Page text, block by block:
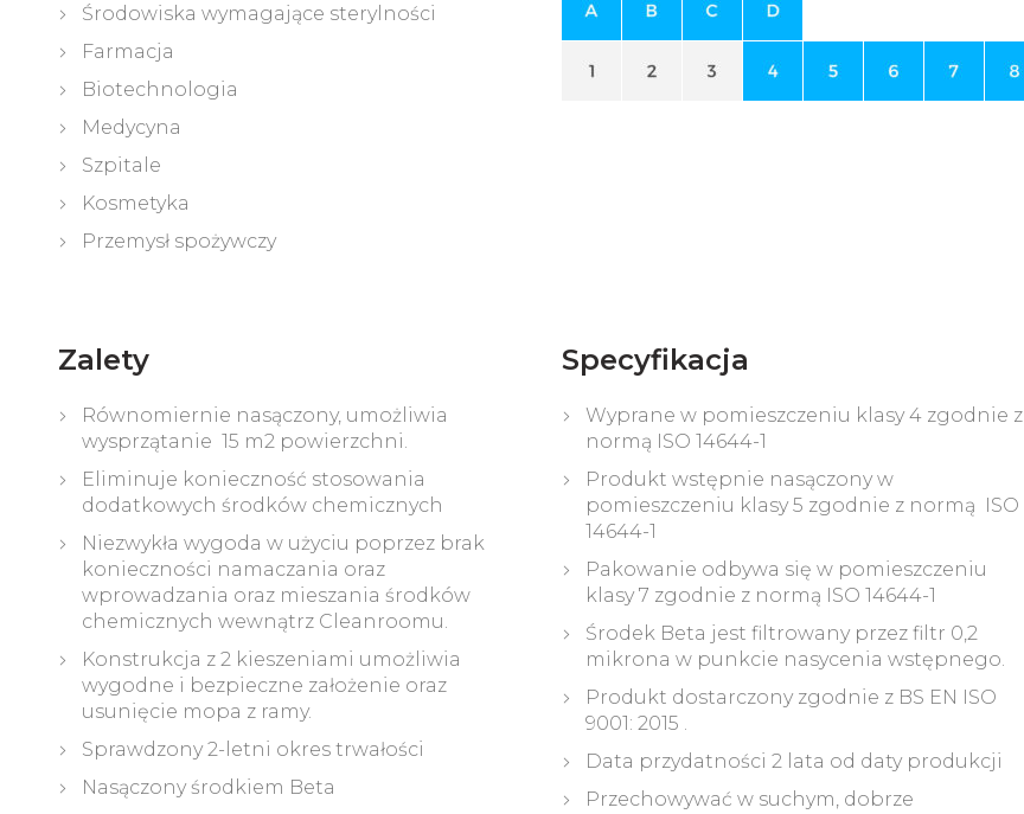
Środowiska wymagające sterylności
Farmacja
Biotechnologia
Medycyna
Szpitale
Kosmetyka
Przemysł spożywczy
Zalety
Równomiernie nasączony, umożliwia
wysprzątanie 15 m2 powierzchni.
Eliminuje konieczność stosowania
dodatkowych środków chemicznych
Niezwykła wygoda w użyciu poprzez brak
konieczności namaczania oraz
wprowadzania oraz mieszania środków
chemicznych wewnątrz Cleanroomu.
Konstrukcja z 2 kieszeniami umożliwia
wygodne i bezpieczne założenie oraz
usunięcie mopa z ramy.
Sprawdzony 2-letni okres trwałości
Nasączony środkiem Beta
Specyfikacja
Wyprane w pomieszczeniu klasy 4 zgodnie z
normą ISO 14644-1
Produkt wstępnie nasączony w
pomieszczeniu klasy 5 zgodnie z normą ISO
14644-1
Pakowanie odbywa się w pomieszczeniu
klasy 7 zgodnie z normą ISO 14644-1
Środek Beta jest filtrowany przez filtr 0,2
mikrona w punkcie nasycenia wstępnego.
Produkt dostarczony zgodnie z BS EN ISO
9001: 2015 .
Data przydatności 2 lata od daty produkcji
Przechowywać w suchym, dobrze